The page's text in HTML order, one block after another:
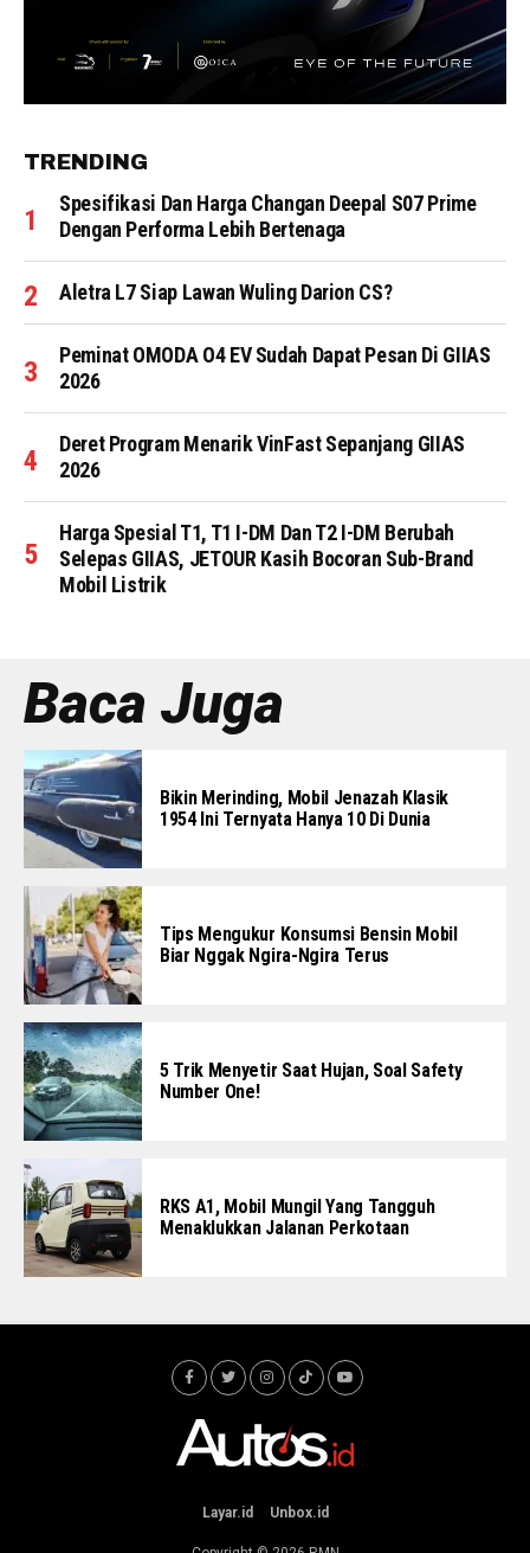
TRENDING
Spesifikasi Dan Harga Changan Deepal S07 Prime
Dengan Performa Lebih Bertenaga
Aletra L7 Siap Lawan Wuling Darion CS?
Peminat OMODA O4 EV Sudah Dapat Pesan Di GIIAS
2026
Deret Program Menarik VinFast Sepanjang GIIAS
2026
Harga Spesial T1, T1 I-DM Dan T2 I-DM Berubah
Selepas GIIAS, JETOUR Kasih Bocoran Sub-Brand
Mobil Listrik
Baca Juga
Bikin Merinding, Mobil Jenazah Klasik
1954 Ini Ternyata Hanya 10 Di Dunia
Tips Mengukur Konsumsi Bensin Mobil
Biar Nggak Ngira-Ngira Terus
5 Trik Menyetir Saat Hujan, Soal Safety
Number One!
RKS A1, Mobil Mungil Yang Tangguh
Menaklukkan Jalanan Perkotaan
Layar.id Unbox.id